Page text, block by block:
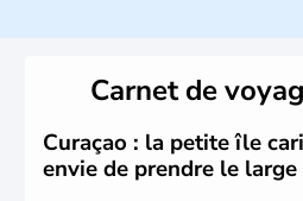
lesquelles bénéficient d'une
peut se targuer de grands noms
les domaines, des arts à la
philosophie. Hertz, Gutenberg,
Herman Hesse ou bien Hegel en
Carnet de
Curaçao : la petite île
envie de prendre le large